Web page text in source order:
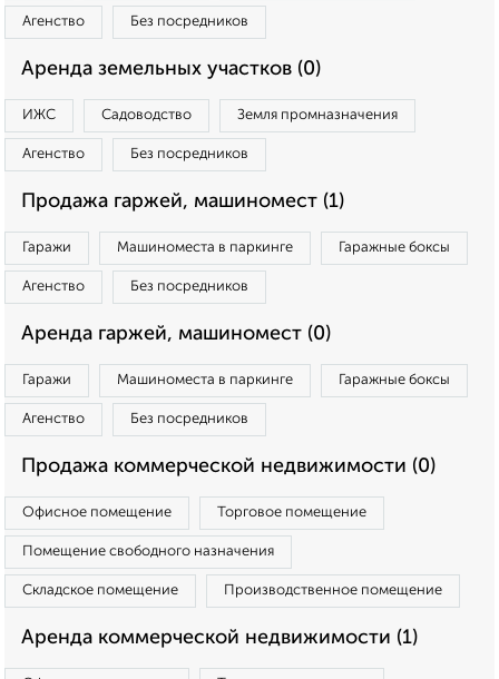
Агенство Без посредников
Аренда земельных участков (0)
ИЖС Садоводство Земля промназначения
Агенство Без посредников
Продажа гаржей, машиномест (1)
Гаражи Машиноместа в паркинге Гаражные боксы
Агенство Без посредников
Аренда гаржей, машиномест (0)
Гаражи Машиноместа в паркинге Гаражные боксы
Агенство Без посредников
Продажа коммерческой недвижимости (0)
Офисное помещение Торговое помещение
Помещение свободного назначения
Складское помещение Производственное помещение
Аренда коммерческой недвижимости (1)